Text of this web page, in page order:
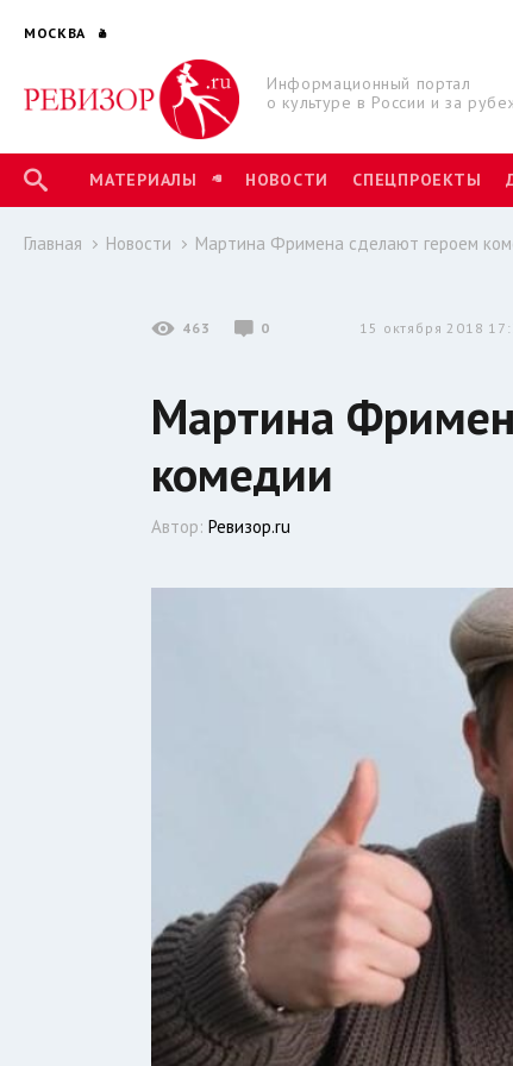
МОСКВА
Информационный портал
о культуре в России и за
МАТЕРИАЛЫ НОВОСТИ СПЕЦПРОЕКТЫ
Главная Новости Мартина Фримена сделают героем
463 0 15 октября 2018
Мартина
комедии
Автор:Ревизор.ru